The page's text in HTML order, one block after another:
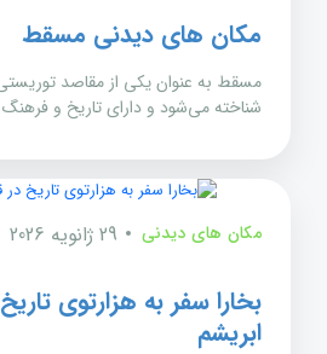
مکان های دیدنی مسقط
مسقط به عنوان یکی از مقاصد
شناخته می‌شود و دارای تاریخ و
مکان های دیدنی 29 ژانویه 2026
بخارا سفر به هزارتوی
ابریشم